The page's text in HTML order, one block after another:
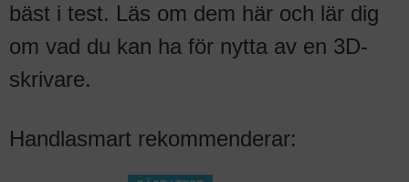
bäst i test. Läs om dem här och lär dig
om vad du kan ha för nytta av en 3D-
skrivare.
Handlasmart rekommenderar: